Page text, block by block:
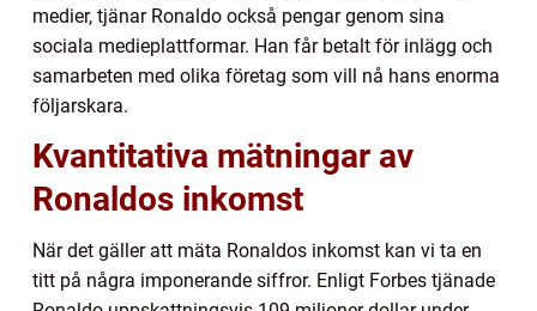
medier, tjänar Ronaldo också pengar genom sina
sociala medieplattformar. Han får betalt för inlägg och
samarbeten med olika företag som vill nå hans enorma
följarskara.
Kvantitativa mätningar av
Ronaldos inkomst
När det gäller att mäta Ronaldos inkomst kan vi ta en
titt på några imponerande siffror. Enligt Forbes tjänade